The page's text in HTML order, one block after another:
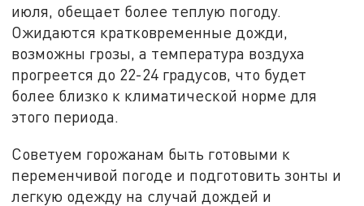
июля, обещает более теплую погоду.
Ожидаются кратковременные дожди,
возможны грозы, а температура воздуха
прогреется до 22-24 градусов, что будет
более близко к климатической норме для
этого периода.
Советуем горожанам быть готовыми к
переменчивой погоде и подготовить зонты и
легкую одежду на случай дождей и